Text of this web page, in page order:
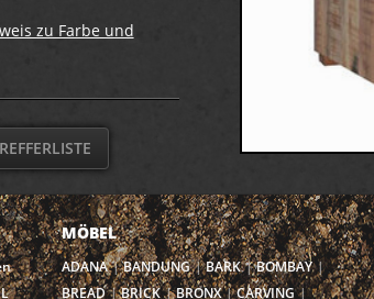
zu Farbe und
MÖBEL
ADANA BANDUNG BARK
BOMBAY
BREAD
BRICK BRONX
CARVING